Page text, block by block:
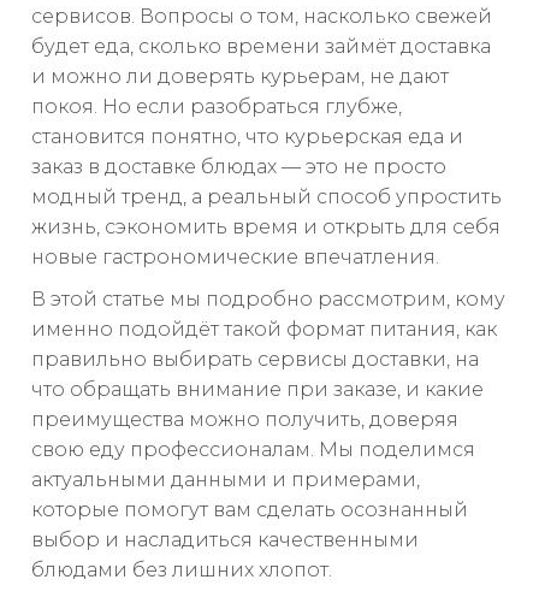
сервисов. Вопросы о том, насколько свежей
будет еда, сколько времени займёт доставка
и можно ли доверять курьерам, не дают
покоя. Но если разобраться глубже,
становится понятно, что курьерская еда и
заказ в доставке блюдах — это не просто
модный тренд, а реальный способ упростить
жизнь, сэкономить время и открыть для себя
новые гастрономические впечатления.
В этой статье мы подробно рассмотрим, кому
именно подойдёт такой формат питания, как
правильно выбирать сервисы доставки, на
что обращать внимание при заказе, и какие
преимущества можно получить, доверяя
свою еду профессионалам. Мы поделимся
актуальными данными и примерами,
которые помогут вам сделать осознанный
выбор и насладиться качественными
блюдами без лишних хлопот.